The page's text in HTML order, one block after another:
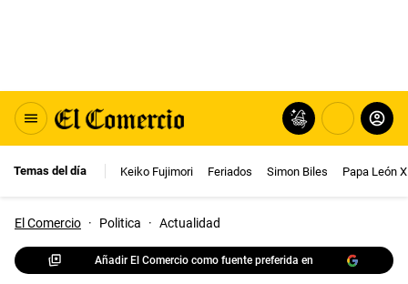
Temas del día Keiko Fujimori Feriados Simon Biles Papa León
El Comercio · Politica · Actualidad
Añadir El Comercio como fuente preferida en